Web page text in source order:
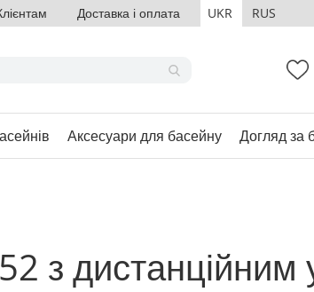
Доставка і оплата UKR RUS
Аксесуари для басейну Догляд за
з дистанційним